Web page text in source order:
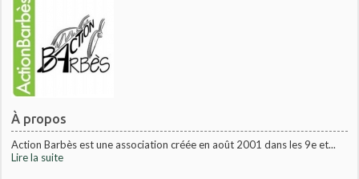
À propos
Action Barbès est une association créée en août 2001 dans les 9e et...
Lire la suite